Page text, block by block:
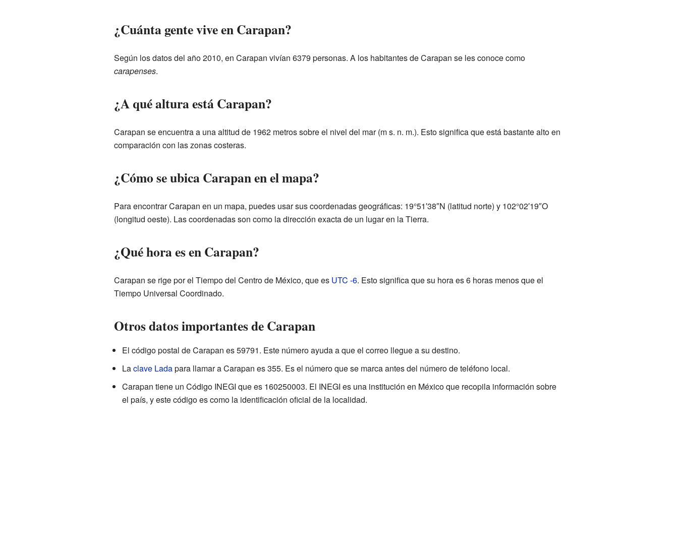
¿Cuánta gente vive en Carapan?
Según los datos del año 2010, en Carapan vivían 6379 personas. A los habitantes de Carapan se les conoce como
carapenses.
¿A qué altura está Carapan?
Carapan se encuentra a una altitud de 1962 metros sobre el nivel del mar (m s. n. m.). Esto significa que está bastante alto en
comparación con las zonas costeras.
¿Cómo se ubica Carapan en el mapa?
Para encontrar Carapan en un mapa, puedes usar sus coordenadas geográficas: 19°51′38″N (latitud norte) y 102°02′19″O
(longitud oeste). Las coordenadas son como la dirección exacta de un lugar en la Tierra.
¿Qué hora es en Carapan?
Carapan se rige por el Tiempo del Centro de México, que es UTC -6. Esto significa que su hora es 6 horas menos que el
Tiempo Universal Coordinado.
Otros datos importantes de Carapan
El código postal de Carapan es 59791. Este número ayuda a que el correo llegue a su destino.
Laclave Ladapara llamar a Carapan es 355. Es el número que se marca antes del número de teléfono local.
Carapan tiene un Código INEGI que es 160250003. El INEGI es una institución en México que recopila información sobre
el país, y este código es como la identificación oficial de la localidad.